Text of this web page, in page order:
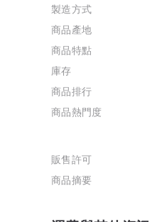
製造方式
商品產地
商品特點
庫存
商品排行
商品熱門度
販售許可
商品摘要